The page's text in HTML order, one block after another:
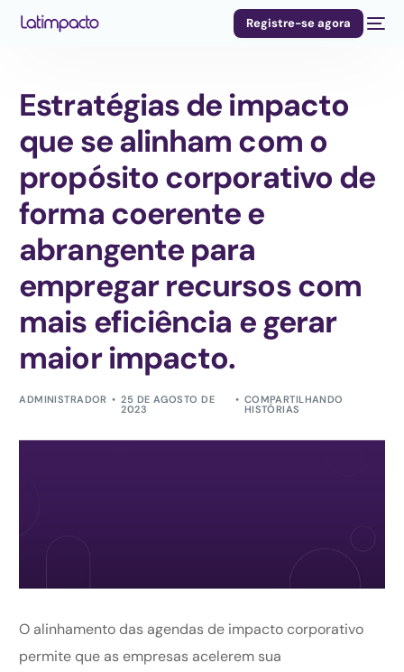
Registre-se agora
Estratégias de impacto
que se alinham com o
propósito corporativo de
forma coerente e
abrangente para
empregar recursos com
mais eficiência e gerar
maior impacto.
ADMINISTRADOR 25 DE AGOSTO DE
2023
COMPARTILHANDO
HISTÓRIAS
O alinhamento das agendas de impacto corporativo
permite que as empresas acelerem sua